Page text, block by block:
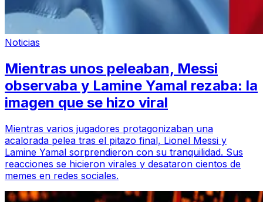
Noticias
Mientras unos peleaban, Messi
observaba y Lamine Yamal rezaba: la
imagen que se hizo viral
Mientras varios jugadores protagonizaban una
acalorada pelea tras el pitazo final, Lionel Messi y
Lamine Yamal sorprendieron con su tranquilidad. Sus
reacciones se hicieron virales y desataron cientos de
memes en redes sociales.